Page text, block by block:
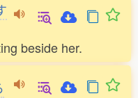
beside her.